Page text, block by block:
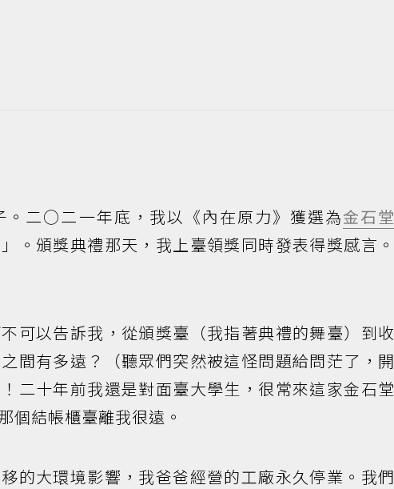
。二○二一年底，我以《內在原力》獲選為金石堂
。頒獎典禮那天，我上臺領獎同時發表得獎感言。
可以告訴我，從頒獎臺（我指著典禮的舞臺）到收
間有多遠？（聽眾們突然被這怪問題給問茫了，開
二十年前我還是對面臺大學生，很常來這家金石堂
個結帳櫃臺離我很遠。
的大環境影響，我爸爸經營的工廠永久停業。我們